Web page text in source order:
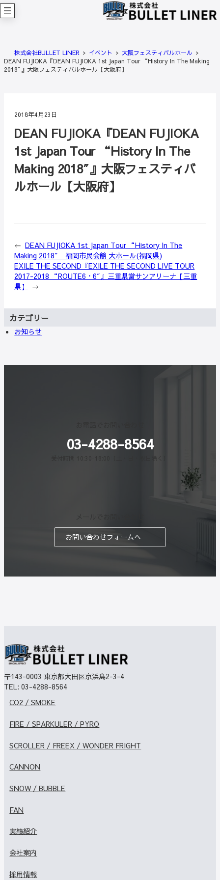
内
容
ッ
プ
株式会社BULLET LINER イベント
大阪フェスティバルホール
DEAN FUJIOKA『DEAN FUJIOKA 1st Japan Tour “History In The Making
2018″』大阪フェスティバルホール【大阪府】
2018年4月23日
DEAN FUJIOKA『DEAN FUJIOKA
1st Japan Tour “History In The
Making 2018″』大阪フェスティバ
ルホール【大阪府】
← DEAN FUJIOKA 1st Japan Tour “History In The
Making 2018″ 福岡市民会館 大ホール(福岡県)
EXILE THE SECOND『EXILE THE SECOND LIVE TOUR
2017-2018 “ROUTE6・6″』三重県営サンアリーナ【三重
県】
→
カテゴリー
お知らせ
03-4288-8564
受付時間 10:30-18:00（土・日・祝日除く）
お問い合わせフォームへ
〒143-0003 東京都大田区京浜島2-3-4
TEL: 03-4288-8564
CO2 / SMOKE
FIRE / SPARKULER / PYRO
SCROLLER / FREEX / WONDER FRIGHT
CANNON
SNOW / BUBBLE
FAN
実績紹介
会社案内
採用情報